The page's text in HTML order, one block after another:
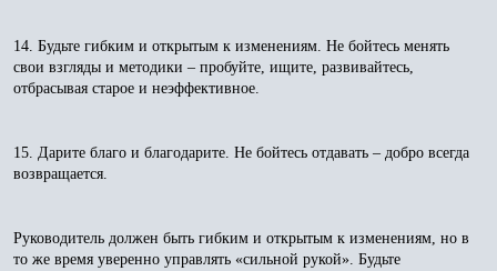
14. Будьте гибким и открытым к изменениям. Не бойтесь менять
свои взгляды и методики – пробуйте, ищите, развивайтесь,
отбрасывая старое и неэффективное.
15. Дарите благо и благодарите. Не бойтесь отдавать – добро всегда
возвращается.
Руководитель должен быть гибким и открытым к изменениям, но в
то же время уверенно управлять «сильной рукой». Будьте